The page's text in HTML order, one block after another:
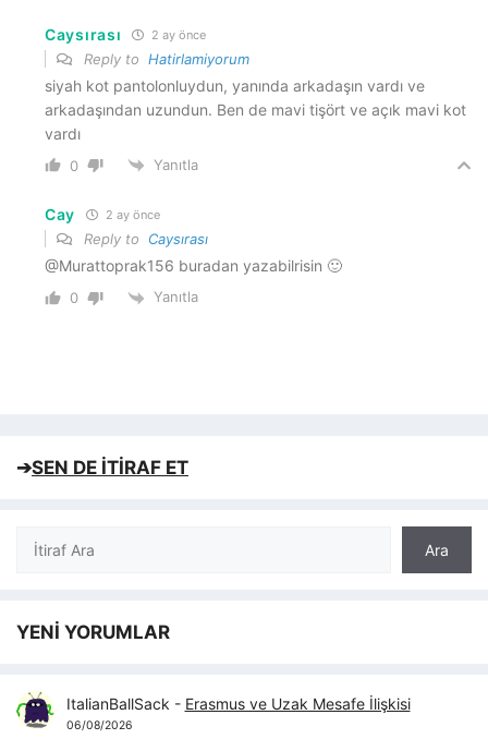
Caysırası 2 ay önce
Reply to Hatirlamiyorum
siyah kot pantolonluydun, yanında arkadaşın vardı ve
arkadaşından uzundun. Ben de mavi tişört ve açık mavi kot
vardı
0 Yanıtla
Cay 2 ay önce
Reply to Caysırası
@Murattoprak156 buradan yazabilrisin 🙂
0 Yanıtla
➔SEN DE İTİRAF ET
Ara
Ara
YENİ YORUMLAR
ItalianBallSack - Erasmus ve Uzak Mesafe İlişkisi
06/08/2026